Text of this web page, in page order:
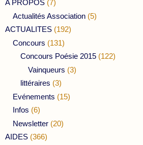
A PROPOS (7)
Actualités Association (5)
ACTUALITES (192)
Concours (131)
Concours Poésie 2015 (122)
Vainqueurs (3)
littéraires (3)
Evénements (15)
Infos (6)
Newsletter (20)
AIDES (366)